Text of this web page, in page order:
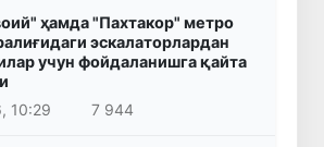
ҳамда "Пахтакор" метро
эскалаторлардан
учун фойдаланишга қайта
10:29
7 944